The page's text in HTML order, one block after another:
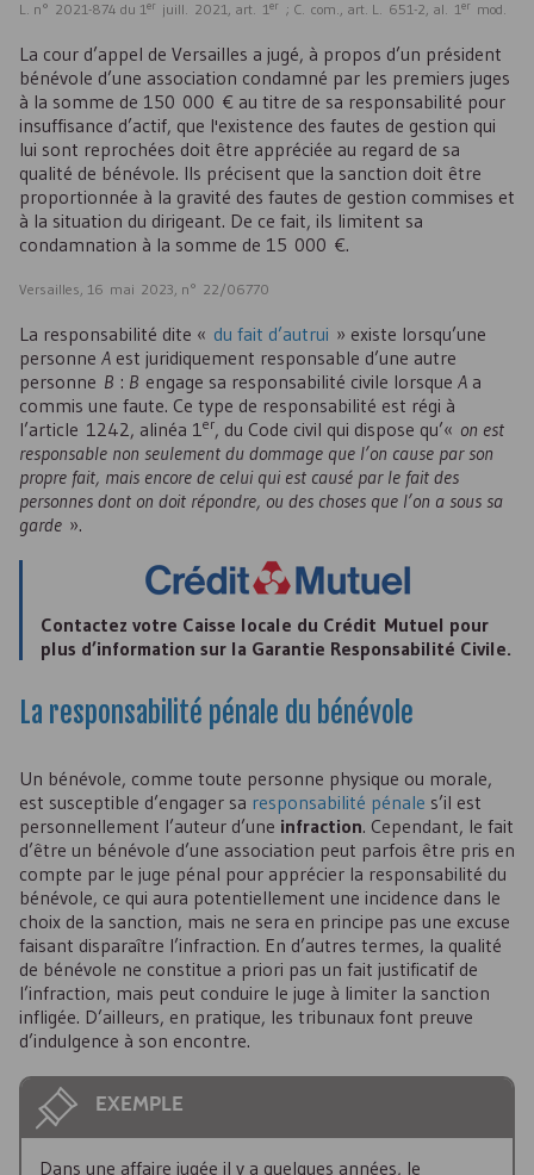
L. n° 2021-874 du 1er juill. 2021, art. 1er ; C. com., art. L. 651-2, al. 1er mod.
La cour d’appel de Versailles a jugé, à propos d’un président
bénévole d’une association condamné par les premiers juges
à la somme de 150 000 € au titre de sa responsabilité pour
insuffisance d’actif, que l'existence des fautes de gestion qui
lui sont reprochées doit être appréciée au regard de sa
qualité de bénévole. Ils précisent que la sanction doit être
proportionnée à la gravité des fautes de gestion commises et
à la situation du dirigeant. De ce fait, ils limitent sa
condamnation à la somme de 15 000 €.
Versailles, 16 mai 2023, n° 22/06770
La responsabilité dite « du fait d’autrui » existe lorsqu’une
personne A est juridiquement responsable d’une autre
personne B : B engage sa responsabilité civile lorsque A a
commis une faute. Ce type de responsabilité est régi à
l’article 1242, alinéa 1er, du Code civil qui dispose qu’« on est
responsable non seulement du dommage que l’on cause par son
propre fait, mais encore de celui qui est causé par le fait des
personnes dont on doit répondre, ou des choses que l’on a sous sa
garde ».
Contactez votre Caisse locale du Crédit Mutuel pour
plus d’information sur la Garantie Responsabilité Civile.
La responsabilité pénale du bénévole
Un bénévole, comme toute personne physique ou morale,
est susceptible d’engager sa responsabilité pénale s’il est
personnellement l’auteur d’une infraction. Cependant, le fait
d’être un bénévole d’une association peut parfois être pris en
compte par le juge pénal pour apprécier la responsabilité du
bénévole, ce qui aura potentiellement une incidence dans le
choix de la sanction, mais ne sera en principe pas une excuse
faisant disparaître l’infraction. En d’autres termes, la qualité
de bénévole ne constitue a priori pas un fait justificatif de
l’infraction, mais peut conduire le juge à limiter la sanction
infligée. D’ailleurs, en pratique, les tribunaux font preuve
d’indulgence à son encontre.
EXEMPLE
Dans une affaire jugée il y a quelques années, le